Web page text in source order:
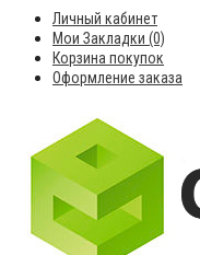
Личный кабинет
Мои Закладки (0)
Корзина покупок
Оформление заказа